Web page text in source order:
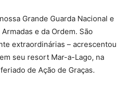
Grande Guarda Nacional e
e da Ordem. São
extraordinárias – acrescentou
seu resort Mar-a-Lago, na
de Ação de Graças.